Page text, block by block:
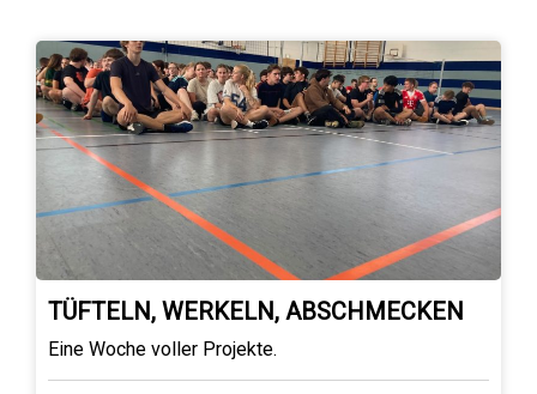
TÜFTELN, WERKELN, ABSCHMECKEN
Eine Woche voller Projekte.